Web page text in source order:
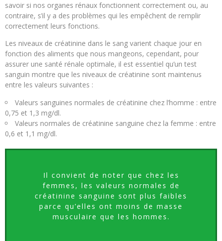
savoir si nos organes rénaux fonctionnent correctement ou, au
contraire, s’il y a des problèmes qui les empêchent de remplir
correctement leurs fonctions.
Les niveaux de créatinine dans le sang varient chaque jour en
fonction des aliments que nous mangeons, cependant, pour
assurer une santé rénale optimale, il est essentiel qu’un test
sanguin montre que les niveaux de créatinine sont maintenus
entre les valeurs suivantes :
Valeurs sanguines normales de créatinine chez l’homme : entre
0,75 et 1,3 mg/dl.
Valeurs normales de créatinine sanguine chez la femme : entre
0,6 et 1,1 mg/dl.
Il convient de noter que chez les
femmes, les valeurs normales de
créatinine sanguine sont plus faibles
parce qu’elles ont moins de masse
musculaire que les hommes.